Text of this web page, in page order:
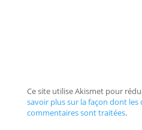
Ce site utilise Akismet pour
savoir plus sur la façon dont les
commentaires sont traitées.